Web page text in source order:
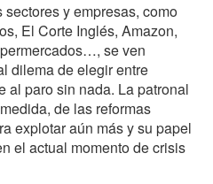
y empresas, como
El Corte Inglés, Amazon,
se ven
dilema de elegir entre
al paro sin nada. La patronal
de las reformas
explotar aún más y su papel
el actual momento de crisis